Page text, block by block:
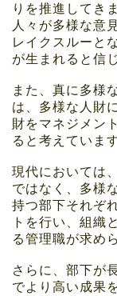
りを推進してき
人々が多様な意
レイクスルーと
が生まれると信
また、真に多様
は、多様な人財
財をマネジメン
ると考えています
現代においては
ではなく、多様
持つ部下それぞ
トを行い、組織
る管理職が求め
さらに、部下が
でより高い成果